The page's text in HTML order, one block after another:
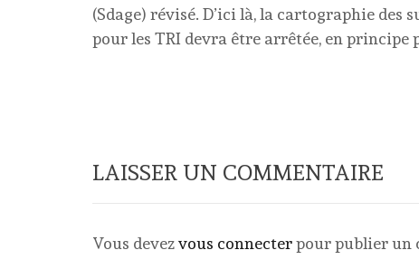
(Sdage) révisé. D’ici là, la cartographie des
pour les TRI devra être arrêtée, en principe
LAISSER UN COMMENTAIRE
Vous devezvous connecterpour publier un